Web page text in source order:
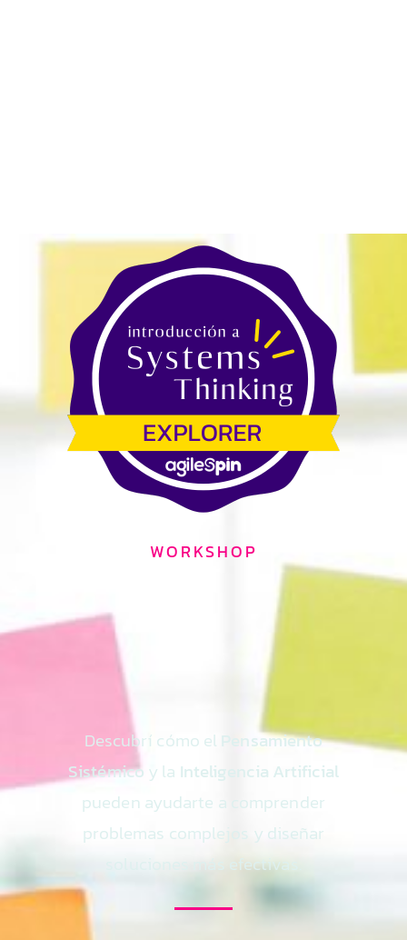
WORKSHOP
Descubrí cómo el Pensamiento
Sistémico y la Inteligencia Artificial
pueden ayudarte a comprender
problemas complejos y diseñar
soluciones más efectivas.